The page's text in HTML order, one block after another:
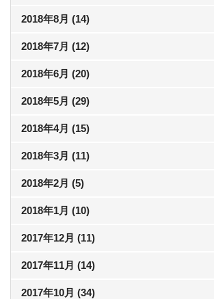
2018年8月 (14)
2018年7月 (12)
2018年6月 (20)
2018年5月 (29)
2018年4月 (15)
2018年3月 (11)
2018年2月 (5)
2018年1月 (10)
2017年12月 (11)
2017年11月 (14)
2017年10月 (34)